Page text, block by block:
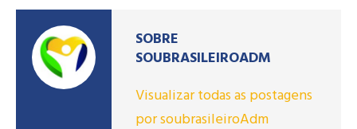
SOBRE
SOUBRASILEIROADM
Visualizar todas as postagens
por soubrasileiroAdm